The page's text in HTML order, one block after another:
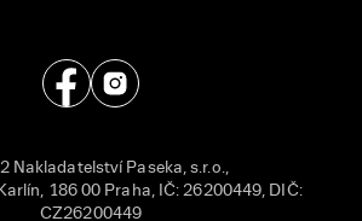
Nakladatelství Paseka, s.r.o.,
186 00 Praha, IČ: 26200449, DIČ:
CZ26200449